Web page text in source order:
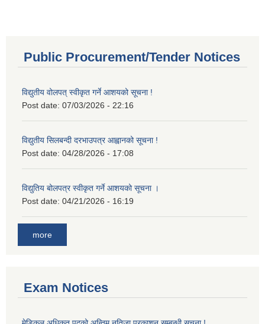
Public Procurement/Tender Notices
विद्युतीय वोलपत् स्वीकृत गर्ने आशयको सूचना !
Post date: 07/03/2026 - 22:16
विद्युतीय सिलबन्दी दरभाउपत्र आह्वानको सूचना !
Post date: 04/28/2026 - 17:08
विद्युतिय बोलपत्र स्वीकृत गर्ने आशयको सूचना ।
Post date: 04/21/2026 - 16:19
more
Exam Notices